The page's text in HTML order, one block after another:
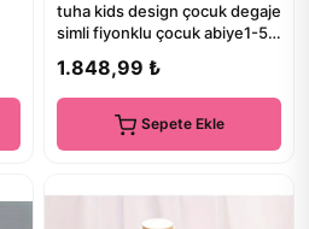
tuha kids design çocuk degaje
simli fiyonklu çocuk abiye1-5
1.848,99 ₺
Sepete Ekle